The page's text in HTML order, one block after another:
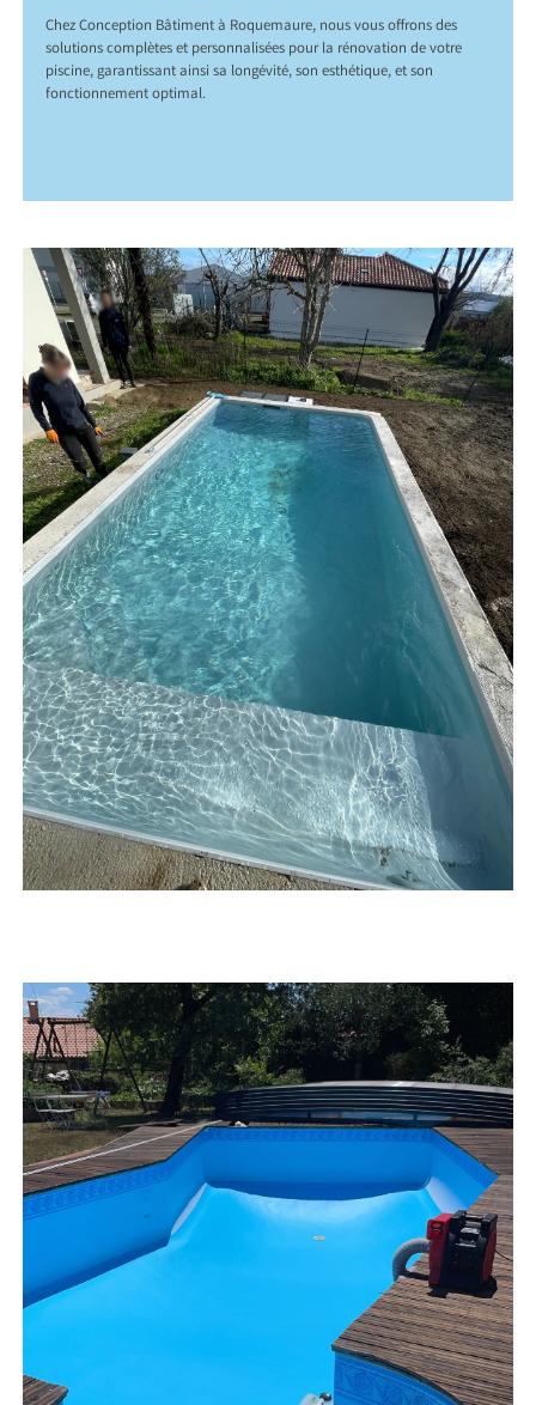
Chez Conception Bâtiment à Roquemaure, nous vous offrons des
solutions complètes et personnalisées pour la rénovation de votre
piscine, garantissant ainsi sa longévité, son esthétique, et son
fonctionnement optimal.